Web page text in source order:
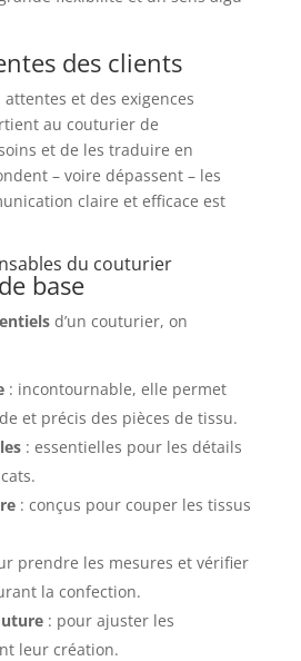
des clients
et des exigences
au couturier de
et de les traduire en
– voire dépassent – les
claire et efficace est
du couturier
base
d’un couturier, on
: incontournable, elle permet
et précis des pièces de tissu.
: essentielles pour les détails
: conçus pour couper les tissus
prendre les mesures et vérifier
la confection.
: pour ajuster les
leur création.